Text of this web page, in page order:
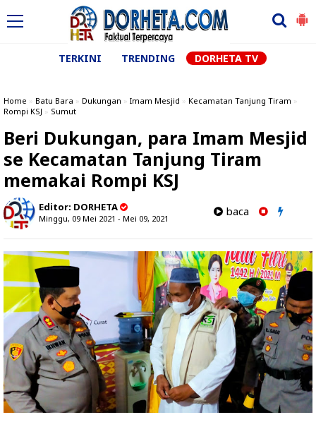
TERKINI TRENDING DORHETA TV
Home » Batu Bara » Dukungan » Imam Mesjid » Kecamatan Tanjung Tiram »
Rompi KSJ » Sumut
Beri Dukungan, para Imam Mesjid
se Kecamatan Tanjung Tiram
memakai Rompi KSJ
Editor: DORHETA
Minggu, 09 Mei 2021 - Mei 09, 2021
baca